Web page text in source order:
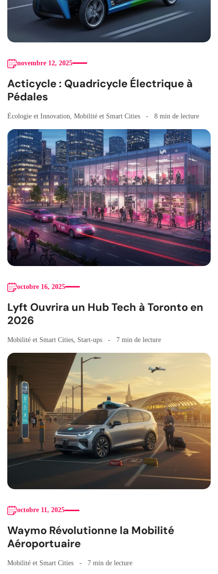
novembre 12, 2025
Acticycle : Quadricycle Électrique à
Pédales
Écologie et Innovation Mobilité et Smart Cities 8 min de lecture
octobre 16, 2025
Lyft Ouvrira un Hub Tech à Toronto en
2026
Mobilité et Smart Cities Start-ups 7 min de lecture
octobre 11, 2025
Waymo Révolutionne la Mobilité
Aéroportuaire
Mobilité et Smart Cities 7 min de lecture